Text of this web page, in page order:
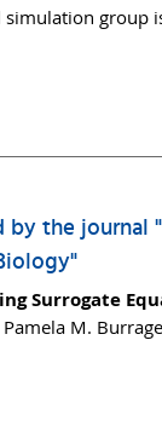
group
by the
Surrogate
M.